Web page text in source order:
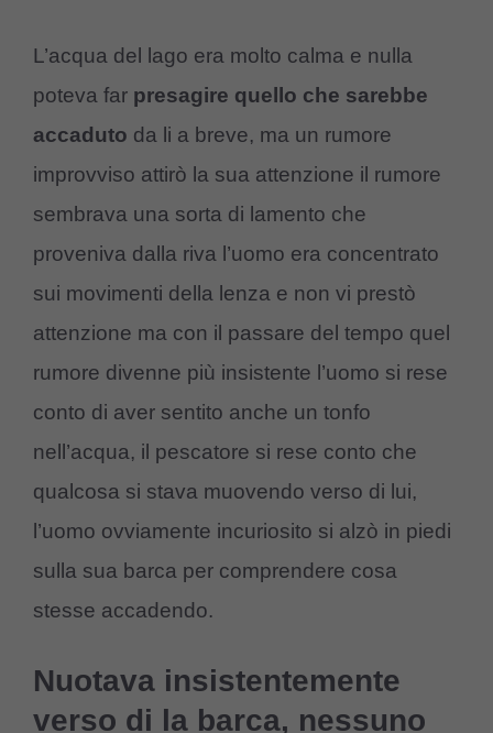
L’acqua del lago era molto calma e nulla
poteva far presagire quello che sarebbe
accaduto da li a breve, ma un rumore
improvviso attirò la sua attenzione il rumore
sembrava una sorta di lamento che
proveniva dalla riva l’uomo era concentrato
sui movimenti della lenza e non vi prestò
attenzione ma con il passare del tempo quel
rumore divenne più insistente l’uomo si rese
conto di aver sentito anche un tonfo
nell’acqua, il pescatore si rese conto che
qualcosa si stava muovendo verso di lui,
l’uomo ovviamente incuriosito si alzò in piedi
sulla sua barca per comprendere cosa
stesse accadendo.
Nuotava insistentemente
verso di la barca, nessuno